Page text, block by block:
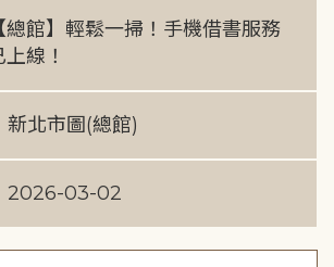
【總館】輕鬆一掃！手機借書服務
上線！
新北市圖(總館)
2026-03-02